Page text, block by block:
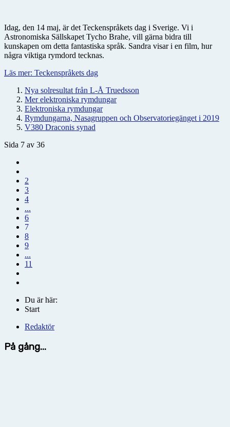
Idag, den 14 maj, är det Teckenspråkets dag i Sverige. Vi i
Astronomiska Sällskapet Tycho Brahe, vill gärna bidra till
kunskapen om detta fantastiska språk. Sandra visar i en film, hur
några viktiga rymdord tecknas.
Läs mer: Teckenspråkets dag
Nya solresultat från L-Å Truedsson
Mer elektroniska rymdungar
Elektroniska rymdungar
Rymdungarna, Nasagruppen och Observatoriegänget i 2019
V380 Draconis synad
Sida 7 av 36
2
3
4
...
6
7
8
9
...
11
Du är här:
Start
Redaktör
På gång...